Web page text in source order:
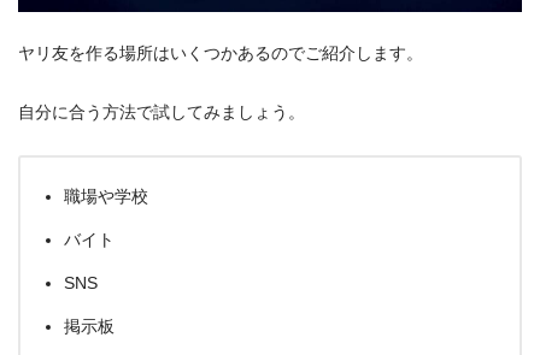
ヤリ友を作る場所はいくつかあるのでご紹介します。
自分に合う方法で試してみましょう。
職場や学校
バイト
SNS
掲示板